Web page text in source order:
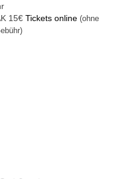
15€ Tickets online (ohne